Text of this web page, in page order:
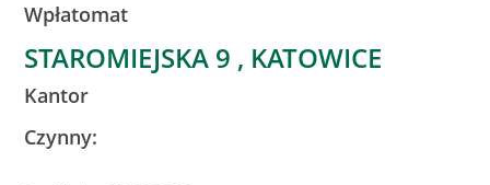
Wpłatomat
STAROMIEJSKA 9 , KATOWICE
Kantor
Czynny: